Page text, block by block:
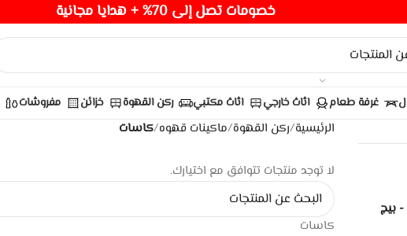
خصومات تصل إلى 70% + هدايا مجانية
غرفة طعام اثاث خارجي اثاث مكتبي ركن القهوة خزائن مفروشات
بيج
الرئيسية/ركن القهوة/ماكينات قهوه/كاسات
لا توجد منتجات تتوافق مع اختيارك.
كاسات